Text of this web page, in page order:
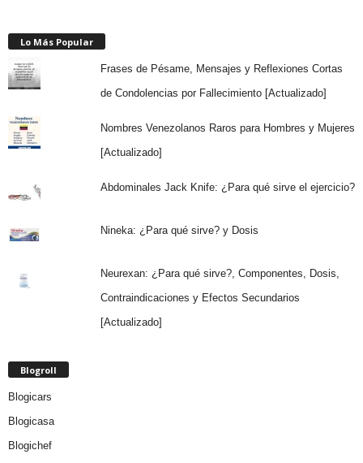
Lo Más Popular
Frases de Pésame, Mensajes y Reflexiones Cortas
de Condolencias por Fallecimiento [Actualizado]
Nombres Venezolanos Raros para Hombres y Mujeres
[Actualizado]
Abdominales Jack Knife: ¿Para qué sirve el ejercicio?
Nineka: ¿Para qué sirve? y Dosis
Neurexan: ¿Para qué sirve?, Componentes, Dosis,
Contraindicaciones y Efectos Secundarios
[Actualizado]
Blogroll
Blogicars
Blogicasa
Blogichef